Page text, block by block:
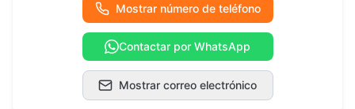
Mostrar número de teléfono
Contactar por WhatsApp
Mostrar correo electrónico